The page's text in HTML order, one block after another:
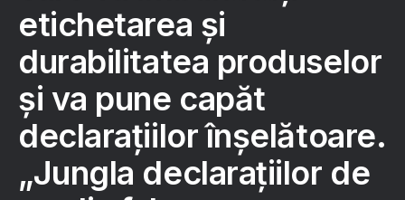
etichetarea și
durabilitatea produselor
și va pune capăt
declarațiilor înșelătoare.
„Jungla declarațiilor de